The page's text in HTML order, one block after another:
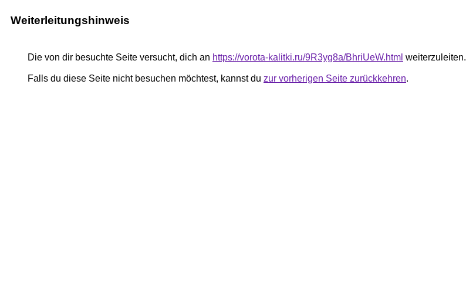
Weiterleitungshinweis
Die von dir besuchte Seite versucht, dich an https://vorota-kalitki.ru/9R3yg8a/BhriUeW.html weiterzuleiten.
Falls du diese Seite nicht besuchen möchtest, kannst du zur vorherigen Seite zurückkehren.